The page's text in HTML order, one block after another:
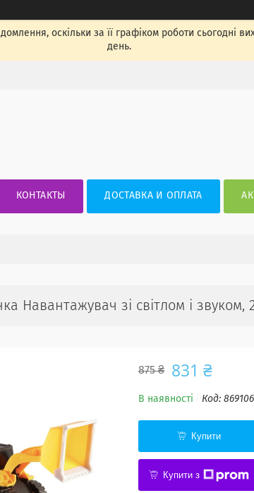
оскільки за її графіком роботи сьогодні
день.
КОНТАКТЫ ДОСТАВКА И ОПЛАТА
Навантажувач зі світлом і звуком,
875 ₴ 831 ₴
В наявності Код:
Купити
Купити з